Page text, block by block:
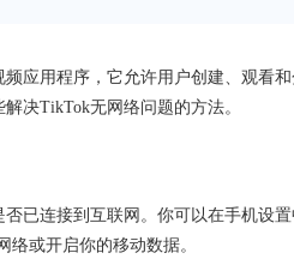
应用程序，它允许用户创建、观看
决TikTok无网络问题的方法。
已连接到互联网。你可以在手机设
络或开启你的移动数据。